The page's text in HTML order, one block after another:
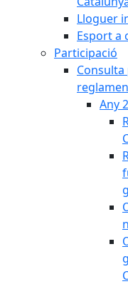
Lloguer
Esport a
Participació
Any